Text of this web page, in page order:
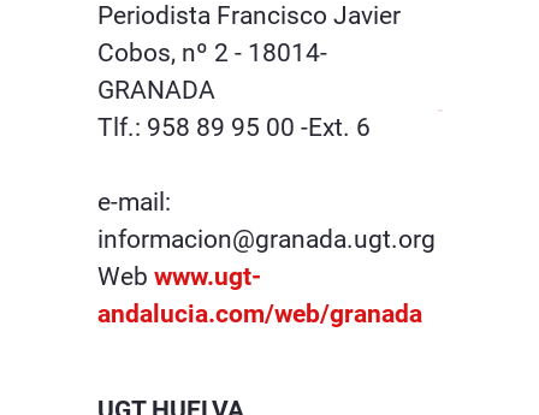
Periodista Francisco Javier
Cobos, nº 2 - 18014-
GRANADA
Tlf.: 958 89 95 00 -Ext. 6
e-mail:
informacion@granada.ugt.org
Web www.ugt-
andalucia.com/web/granada